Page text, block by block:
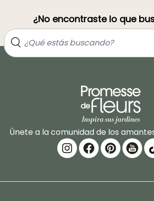
¿No encontraste lo que
Únete a la comunidad de los